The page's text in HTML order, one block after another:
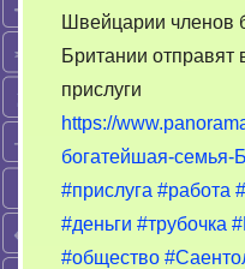
Швейцарии членов
Британии отправят
прислуги
https://
богатейшая-семья-
#прислуга #работа
#деньги #трубочка
#общество